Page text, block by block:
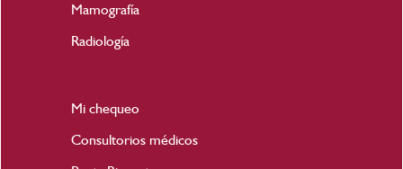
Mamografía
Radiología
Mi chequeo
Consultorios médicos